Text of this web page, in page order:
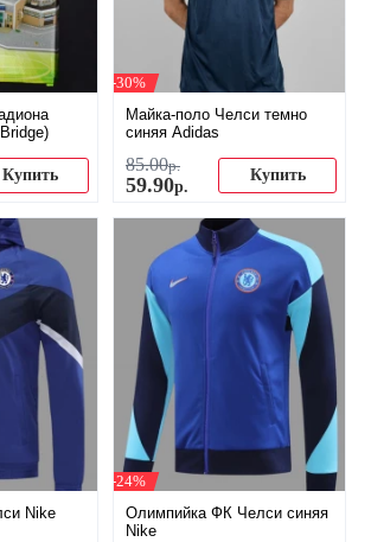
Купить
-30%
Майка-поло Челси темно
синяя Adidas
85.00р.
59.90р.
Купить
Nike
-24%
Олимпийка ФК Челси синяя
Nike